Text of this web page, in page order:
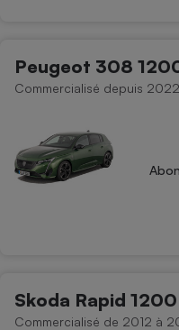
Peugeot 308
Commercialisé depuis 2022
Skoda Rapid 1200
Commercialisé de 2012 à